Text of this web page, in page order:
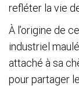
refléter la vie
À l’origine de
industriel
attaché à sa
pour partager